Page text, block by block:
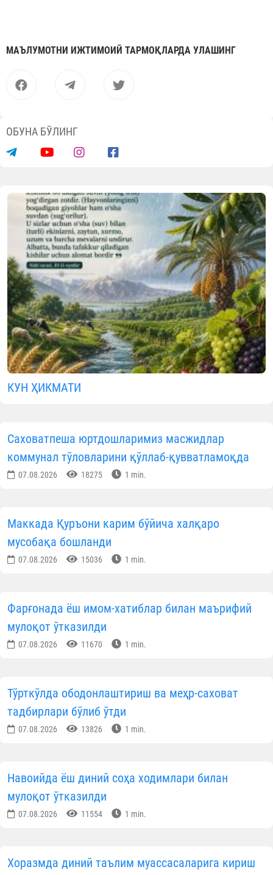
МАЪЛУМОТНИ ИЖТИМОИЙ ТАРМОҚЛАРДА УЛАШИНГ
ОБУНА БЎЛИНГ
КУН ҲИКМАТИ
Саховатпеша юртдошларимиз масжидлар
коммунал тўловларини қўллаб-қувватламоқда
07.08.2026 18275 1 min.
Маккада Қуръони карим бўйича халқаро
мусобақа бошланди
07.08.2026 15036 1 min.
Фарғонада ёш имом-хатиблар билан маърифий
мулоқот ўтказилди
07.08.2026 11670 1 min.
Тўрткўлда ободонлаштириш ва меҳр-саховат
тадбирлари бўлиб ўтди
07.08.2026 13826 1 min.
Навоийда ёш диний соҳа ходимлари билан
мулоқот ўтказилди
07.08.2026 11554 1 min.
Хоразмда диний таълим муассасаларига кириш